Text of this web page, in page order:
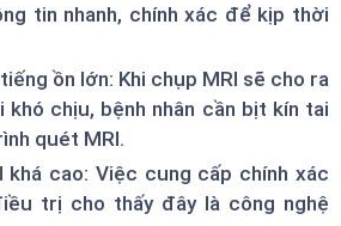
tin nhanh, chính xác để kịp thời
ồn lớn: Khi chụp MRI sẽ cho ra
khó chịu, bệnh nhân cần bịt kín tai
quét MRI.
khá cao: Việc cung cấp chính xác
trị cho thấy đây là công nghệ